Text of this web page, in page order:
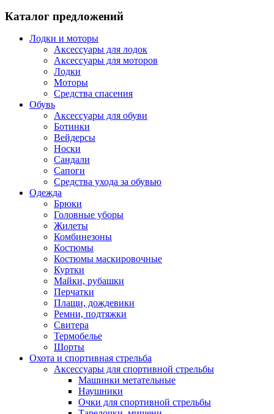
Каталог предложений
Лодки и моторы
Аксессуары для лодок
Аксессуары для моторов
Лодки
Моторы
Средства спасения
Обувь
Аксессуары для обуви
Ботинки
Вейдерсы
Носки
Сандали
Сапоги
Средства ухода за обувью
Одежда
Брюки
Головные уборы
Жилеты
Комбинезоны
Костюмы
Костюмы маскировочные
Куртки
Майки, рубашки
Перчатки
Плащи, дождевики
Ремни, подтяжки
Свитера
Термобелье
Шорты
Охота и спортивная стрельба
Аксессуары для спортивной стрельбы
Машинки метательные
Наушники
Очки для спортивной стрельбы